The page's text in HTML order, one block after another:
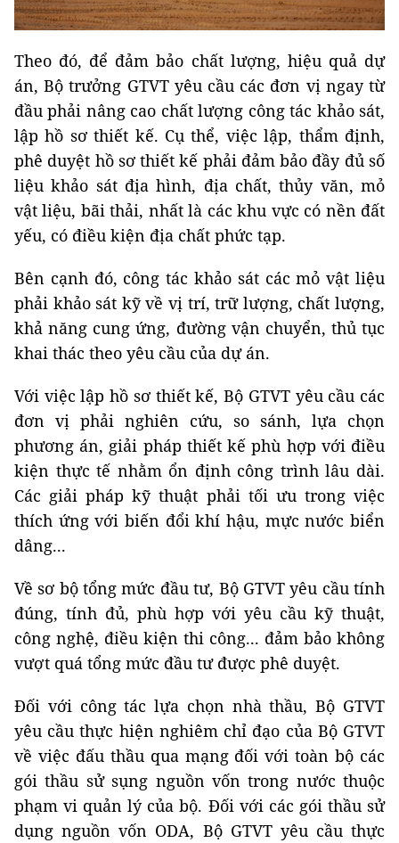
Theo đó, để đảm bảo chất lượng, hiệu quả dự
án, Bộ trưởng GTVT yêu cầu các đơn vị ngay từ
đầu phải nâng cao chất lượng công tác khảo sát,
lập hồ sơ thiết kế. Cụ thể, việc lập, thẩm định,
phê duyệt hồ sơ thiết kế phải đảm bảo đầy đủ số
liệu khảo sát địa hình, địa chất, thủy văn, mỏ
vật liệu, bãi thải, nhất là các khu vực có nền đất
yếu, có điều kiện địa chất phức tạp.
Bên cạnh đó, công tác khảo sát các mỏ vật liệu
phải khảo sát kỹ về vị trí, trữ lượng, chất lượng,
khả năng cung ứng, đường vận chuyển, thủ tục
khai thác theo yêu cầu của dự án.
Với việc lập hồ sơ thiết kế, Bộ GTVT yêu cầu các
đơn vị phải nghiên cứu, so sánh, lựa chọn
phương án, giải pháp thiết kế phù hợp với điều
kiện thực tế nhằm ổn định công trình lâu dài.
Các giải pháp kỹ thuật phải tối ưu trong việc
thích ứng với biến đổi khí hậu, mực nước biển
dâng...
Về sơ bộ tổng mức đầu tư, Bộ GTVT yêu cầu tính
đúng, tính đủ, phù hợp với yêu cầu kỹ thuật,
công nghệ, điều kiện thi công... đảm bảo không
vượt quá tổng mức đầu tư được phê duyệt.
Đối với công tác lựa chọn nhà thầu, Bộ GTVT
yêu cầu thực hiện nghiêm chỉ đạo của Bộ GTVT
về việc đấu thầu qua mạng đối với toàn bộ các
gói thầu sử sụng nguồn vốn trong nước thuộc
phạm vi quản lý của bộ. Đối với các gói thầu sử
dụng nguồn vốn ODA, Bộ GTVT yêu cầu thực